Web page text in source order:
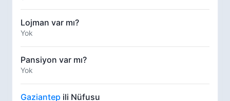
Lojman var mı?
Yok
Pansiyon var mı?
Yok
Gaziantep ili Nüfusu